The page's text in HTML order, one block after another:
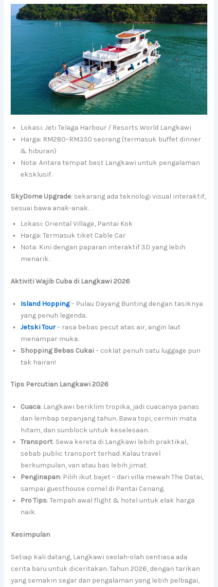
Lokasi: Jeti Telaga Harbour / Resorts World Langkawi
Harga: RM280–RM350 seorang (termasuk buffet dinner
& hiburan)
Nota: Antara tempat best Langkawi untuk pengalaman
eksklusif.
SkyDome Upgrade: sekarang ada teknologi visual interaktif,
sesuai bawa anak-anak.
Lokasi: Oriental Village, Pantai Kok
Harga: Termasuk tiket Cable Car
Nota: Kini dengan paparan interaktif 3D yang lebih
menarik.
Aktiviti Wajib Cuba di Langkawi 2026
Island Hopping– Pulau Dayang Bunting dengan tasiknya
yang penuh legenda.
Jetski Tour– rasa bebas pecut atas air, angin laut
menampar muka.
Shopping Bebas Cukai– coklat penuh satu luggage pun
tak hairan!
Tips Percutian Langkawi 2026
Cuaca: Langkawi beriklim tropika, jadi cuacanya panas
dan lembap sepanjang tahun. Bawa topi, cermin mata
hitam, dan sunblock untuk keselesaan.
Transport: Sewa kereta di Langkawi lebih praktikal,
sebab public transport terhad. Kalau travel
berkumpulan, van atau bas lebih jimat.
Penginapan: Pilih ikut bajet – dari villa mewah The Datai,
sampai guesthouse comel di Pantai Cenang.
Pro Tips: Tempah awal flight & hotel untuk elak harga
naik.
Kesimpulan
Setiap kali datang, Langkawi seolah-olah sentiasa ada
cerita baru untuk diceritakan. Tahun 2026, dengan tarikan
yang semakin segar dan pengalaman yang lebih pelbagai,